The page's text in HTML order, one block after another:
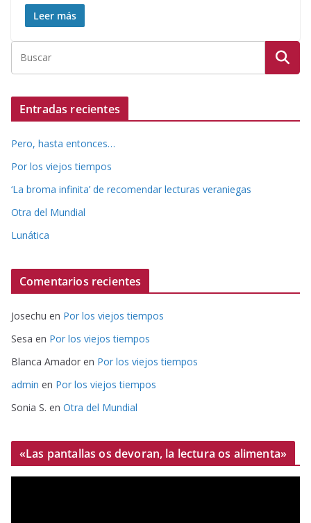
Leer más
Entradas recientes
Pero, hasta entonces…
Por los viejos tiempos
‘La broma infinita’ de recomendar lecturas veraniegas
Otra del Mundial
Lunática
Comentarios recientes
Josechu en Por los viejos tiempos
Sesa en Por los viejos tiempos
Blanca Amador en Por los viejos tiempos
admin en Por los viejos tiempos
Sonia S. en Otra del Mundial
«Las pantallas os devoran, la lectura os alimenta»